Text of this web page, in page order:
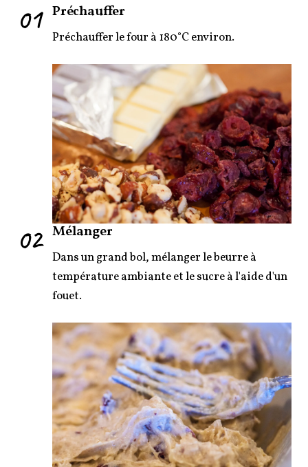
01 Préchauffer
Préchauffer le four à 180°C environ.
02 Mélanger
Dans un grand bol, mélanger le beurre à
température ambiante et le sucre à l'aide d'un
fouet.